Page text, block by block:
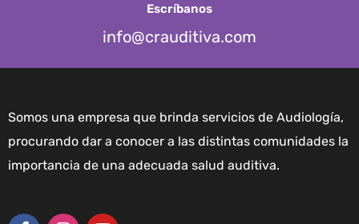
Escríbanos
info@crauditiva.com
Somos una empresa que brinda servicios de Audiología,
procurando dar a conocer a las distintas comunidades la
importancia de una adecuada salud auditiva.